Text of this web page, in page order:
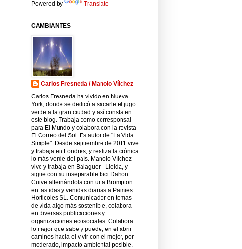
Powered by Translate
CAMBIANTES
Carlos Fresneda / Manolo Vílchez
Carlos Fresneda ha vivido en Nueva
York, donde se dedicó a sacarle el jugo
verde a la gran ciudad y así consta en
este blog. Trabaja como corresponsal
para El Mundo y colabora con la revista
El Correo del Sol. Es autor de "La Vida
Simple". Desde septiembre de 2011 vive
y trabaja en Londres, y realiza la crónica
lo más verde del país. Manolo Vílchez
vive y trabaja en Balaguer - Lleida, y
sigue con su inseparable bici Dahon
Curve alternándola con una Brompton
en las idas y venidas diarias a Pamies
Horticoles SL. Comunicador en temas
de vida algo más sostenible, colabora
en diversas publicaciones y
organizaciones ecosociales. Colabora
lo mejor que sabe y puede, en el abrir
caminos hacia el vivir con el mejor, por
moderado, impacto ambiental posible.